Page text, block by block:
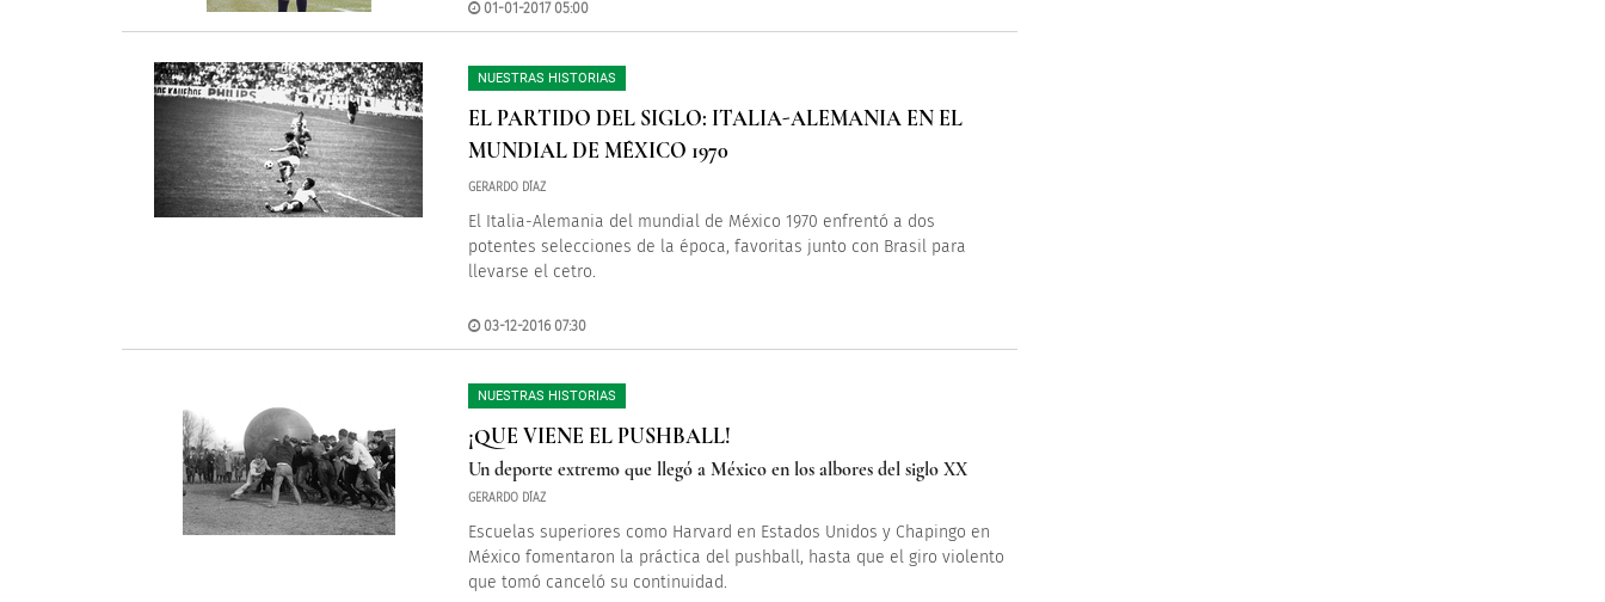
01-01-2017 05:00
NUESTRAS HISTORIAS
EL PARTIDO DEL SIGLO: ITALIA-ALEMANIA EN EL
MUNDIAL DE MÉXICO 1970
GERARDO DÍAZ
El Italia-Alemania del mundial de México 1970 enfrentó a dos
potentes selecciones de la época, favoritas junto con Brasil para
llevarse el cetro.
03-12-2016 07:30
NUESTRAS HISTORIAS
¡QUE VIENE EL PUSHBALL!
Un deporte extremo que llegó a México en los albores del siglo XX
GERARDO DÍAZ
Escuelas superiores como Harvard en Estados Unidos y Chapingo en
México fomentaron la práctica del pushball, hasta que el giro violento
que tomó canceló su continuidad.